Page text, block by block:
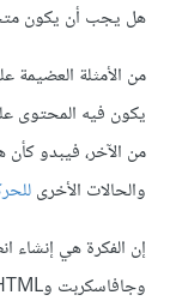
هل يجب أن يكون
من الأمثلة العضيمة
يكون فيه المحتوى
من الآخر، فيبدو
والحالات الأخرى